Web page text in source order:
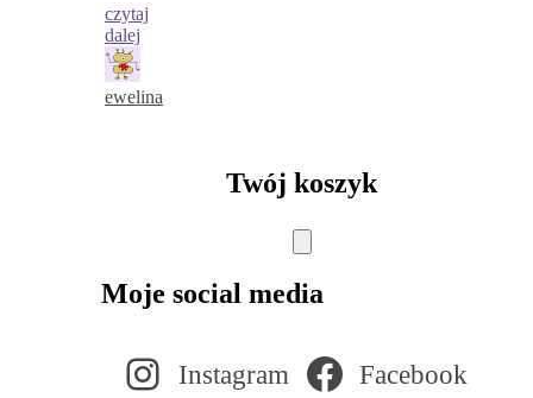
czytaj
dalej
ewelina
Twój koszyk
Moje social media
Instagram Facebook